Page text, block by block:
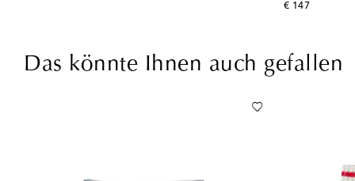
€ 147
original price
Das könnte Ihnen auch gefallen